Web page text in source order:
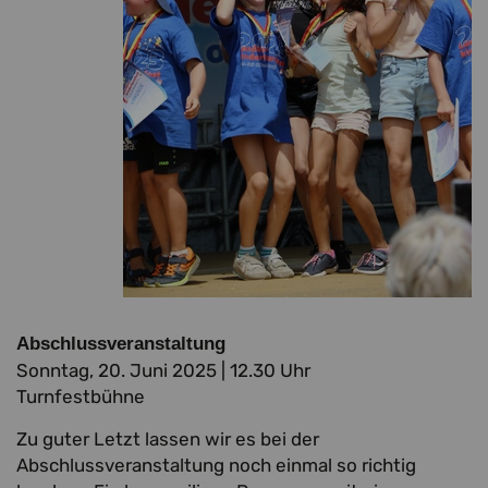
Abschlussveranstaltung
Sonntag, 20. Juni 2025 | 12.30 Uhr
Turnfestbühne
Zu guter Letzt lassen wir es bei der
Abschlussveranstaltung noch einmal so richtig